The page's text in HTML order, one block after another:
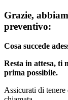
Grazie,
preventivo:
Cosa succede
Resta in attesa, ti
prima possibile.
Assicurati di